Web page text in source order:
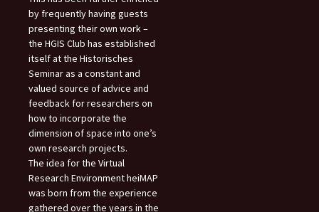
by frequently having guests
presenting their own work –
the HGIS Club has established
itself at the Historisches
Seminar as a constant and
valued source of advice and
feedback for researchers on
how to incorporate the
dimension of space into one’s
own research projects.
The idea for the Virtual
Research Environment heiMAP
was born from the experience
gathered over the years in the